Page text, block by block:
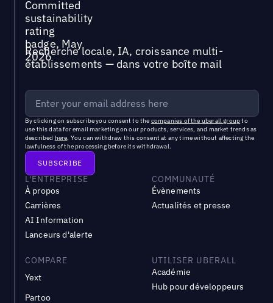
Recherche locale, IA, croissance multi-
établissements — dans votre boîte mail
By clicking on subscribe you consent to the companies of the uberall groupto
use this data for email marketing on our products, services, and market trends as
described here. You can withdraw this consent at any time without affecting the
lawfulness of the processing before its withdrawal.
L'ENTREPRISE
À propos
Carrières
AI Information
Lanceurs d'alerte
COMMUNAUTÉ
Évènements
Actualités et presse
COMPARE
Yext
Partoo
UTILISER UBERALL
Académie
Hub pour développeurs